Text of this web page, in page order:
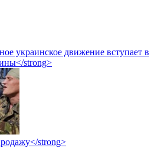
украинское движение вступает в
strong>
strong>